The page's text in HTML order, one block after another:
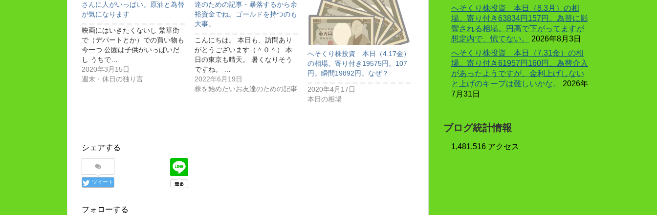
さんに人がいっぱい。原油と為替
が気になります
映画にはいきたくないし 繁華街
で（デパートとか）での買い物も
今一つ 公園は子供がいっぱいだ
し うちで…
2020年3月15日
週末・休日の独り言
達のための記事・暴落するから余
裕資金でね。ゴールドを持つのも
大事。
こんにちは。 本日も、訪問あり
がとうございます（＾０＾） 本
日の東京も晴天。 暑くなりそう
ですね。 …
2022年6月19日
株を始めたいお友達のための記事
へそくり株投資 本日（4.17金）
の相場。寄り付き19575円。107
円。瞬間19892円。なぜ？
2020年4月17日
本日の相場
シェアする
ツイート
フォローする
へそくり株投資 本日（8.3月）の相
場。寄り付き63834円157円。為替に影
響される相場。円高で下がってますが
想定内で、慌てない。
2026年8月3日
へそくり株投資 本日（7.31金）の相
場。寄り付き61957円160円。為替介入
があったようですが、金利上げしない
と上げのキープは難しいかな。
2026年
7月31日
ブログ統計情報
1,481,516 アクセス